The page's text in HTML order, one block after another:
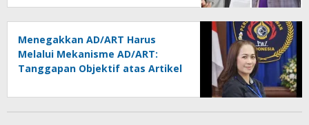
Menegakkan AD/ART Harus
Melalui Mekanisme AD/ART:
Tanggapan Objektif atas Artikel
Konspirasi Melanggar Aturan”